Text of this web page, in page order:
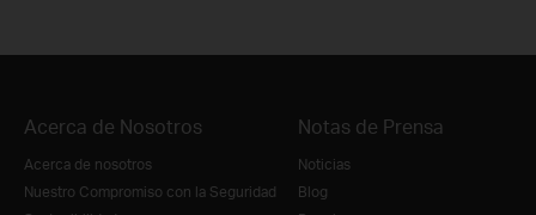
Acerca de Nosotros
Acerca de nosotros
Nuestro Compromiso con la Seguridad
Notas de Prensa
Noticias
Blog